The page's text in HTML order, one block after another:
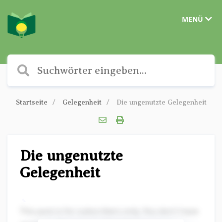
MENÜ
Startseite Gelegenheit Die ungenutzte Gelegenheit
Die ungenutzte
Gelegenheit